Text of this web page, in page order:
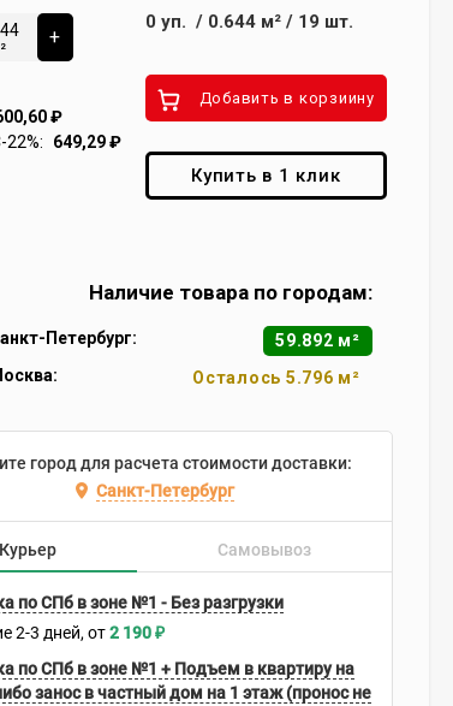
+
₽
22%:
649,29₽
0 уп. / 0.644м²/ 19 шт.
Добавить в корзиину
Купить в 1 клик
Наличие товара по городам:
Петербург:
59.892 м²
Осталось 5.796 м²
город для расчета стоимости доставки:
Санкт-Петербург
Курьер Самовывоз
по СПб в зоне №1 - Без разгрузки
2-3 дней 2 190₽
по СПб в зоне №1 + Подъем в квартиру на
занос в частный дом на 1 этаж (пронос не